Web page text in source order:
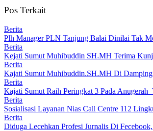
Pos Terkait
Berita
Plh Manager PLN Tanjung Balai Dinilai Tak
Berita
Kejati Sumut Muhibuddin SH.MH Terima
Berita
Kajati Sumut Muhibuddin.SH.MH Di
Berita
Kajati Sumut Raih Peringkat 3 Pada
Berita
Sosialisasi Layanan Nias Call Centre 112
Berita
Diduga Lecehkan Profesi Jurnalis Di